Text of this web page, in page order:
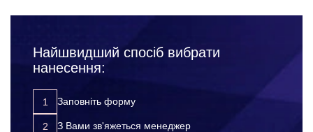
Найшвидший спосіб вибрати
нанесення:
Заповніть форму
З Вами зв'яжеться менеджер